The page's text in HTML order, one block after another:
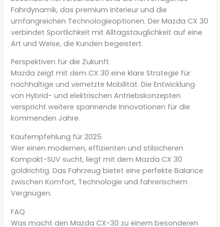
Fahrdynamik, das premium Interieur und die
umfangreichen Technologieoptionen. Der Mazda CX 30
verbindet Sportlichkeit mit Alltagstauglichkeit auf eine
Art und Weise, die Kunden begeistert.
Perspektiven für die Zukunft
Mazda zeigt mit dem CX 30 eine klare Strategie für
nachhaltige und vernetzte Mobilität. Die Entwicklung
von Hybrid- und elektrischen Antriebskonzepten
verspricht weitere spannende Innovationen für die
kommenden Jahre.
Kaufempfehlung für 2025
Wer einen modernen, effizienten und stilsicheren
Kompakt-SUV sucht, liegt mit dem Mazda CX 30
goldrichtig. Das Fahrzeug bietet eine perfekte Balance
zwischen Komfort, Technologie und fahrerischem
Vergnügen.
FAQ
Was macht den Mazda CX-30 zu einem besonderen